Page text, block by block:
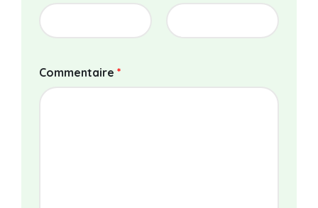
Commentaire *